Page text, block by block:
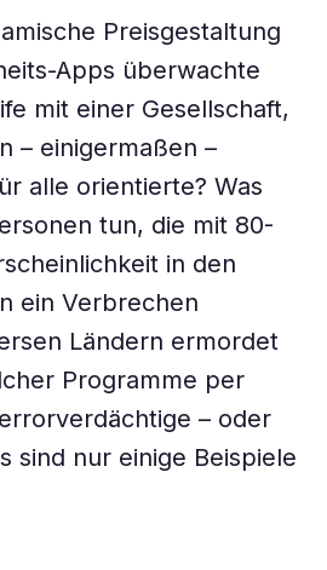
Preisgestaltung
Apps überwachte
mit einer Gesellschaft,
– einigermaßen –
alle orientierte? Was
tun, die mit 80-
in den
ein Verbrechen
Ländern ermordet
Programme per
– oder
sind nur einige Beispiele